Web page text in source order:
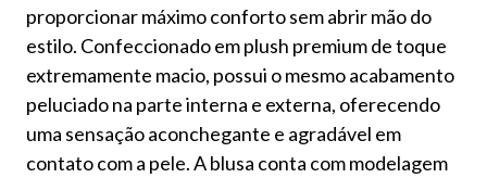
proporcionar máximo conforto sem abrir mão do
estilo. Confeccionado em plush premium de toque
extremamente macio, possui o mesmo acabamento
peluciado na parte interna e externa, oferecendo
uma sensação aconchegante e agradável em
contato com a pele. A blusa conta com modelagem